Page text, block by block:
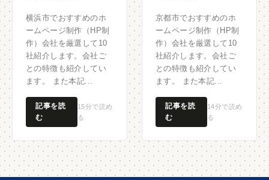
横浜市でおすすめのホ
ームページ制作（HP制
作）会社を厳選して10
社紹介します。会社ご
との特徴も紹介してい
ます。 また本記...
15分で読め
る
記事を読
む
京都市でおすすめのホ
ームページ制作（HP制
作）会社を厳選して10
社紹介します。会社ご
との特徴も紹介してい
ます。 また本記...
14分で読め
る
記事を読
む